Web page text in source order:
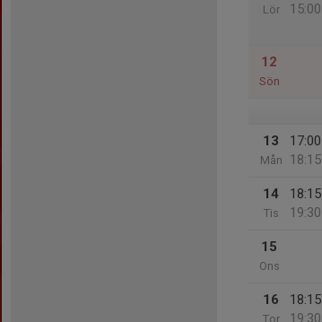
Lör
15:00
12
Sön
13
Mån
17:00
18:15
14
Tis
18:15
19:30
15
Ons
16
Tor
18:15
19:30